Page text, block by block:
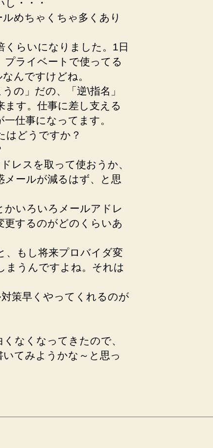
の
・・・
めちゃくちゃ多くあり
くらいになりました。1日
プライベートで使ってる
んですけどね。
の」だの、「逆\指名」
す。仕事に差し支える
仕事になってます。
はどうですか？
レスを取って使おうか、
ールが減るはず、と思
かいろいろメールアドレ
更するのがどのくらいあ
、もし将来プロバイダ変
まうんですよね。それは
策早くやってくれるのが
なくなってきたので、
てみようかな～と思っ